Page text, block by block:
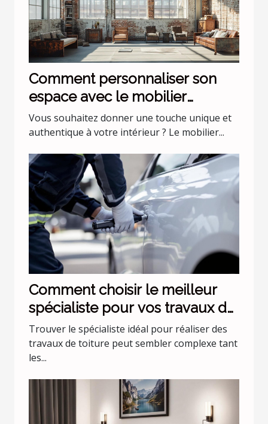
Comment personnaliser son
espace avec le mobilier
industriel ?
Vous souhaitez donner une touche unique et
authentique à votre intérieur ? Le mobilier...
Comment choisir le meilleur
spécialiste pour vos travaux de
toiture ?
Trouver le spécialiste idéal pour réaliser des
travaux de toiture peut sembler complexe tant
les...